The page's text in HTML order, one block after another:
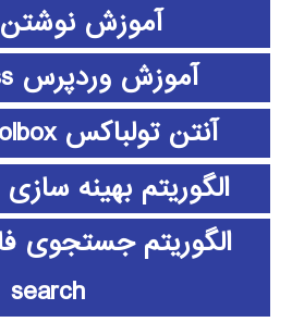
آموزش نوشتن
آموزش وردپرس wordpress
آنتن تولباکس antenna toolbox
الگوریتم بهینه
search